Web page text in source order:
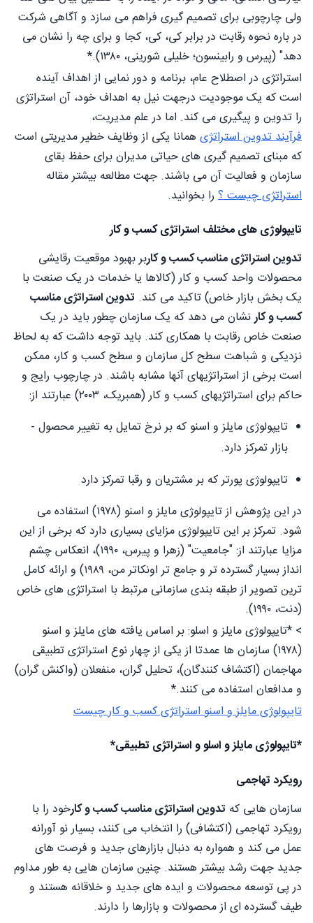
ولی چارچوبی برای تصمیم گیری فراهم می سازد و آگاهی شرکت
در باره نحوه رقابت در برابر کی، کی، کجا و برای چه را نشان می
دهد" (پیرس و رابینسون؛ خلیلی شورینی، ۱۳۸۰).*
استراتژی در اصطلاح عام، برنامه و دور نمایی از اهداف آینده
است که یک موجودیت درجهت نیل به اهداف خود، آن استراتژی
را تدوین و پیگیری می کند. اما در علم مدیریت،
فرآیند تدوین استراتژی همانا یکی از وظایف خطیر مدیریتی است
که مبنای تصمیم گیری های حیاتی مدیران برای حفظ بقای
سازمان و فعالیت آن می باشند. جهت مطالعه بیشتر مقاله
استراتژی چیست ؟ را بخوانید.
تایپولوژی های مختلف استراتژی کسب و کار
تدوین استراتژی مناسب کسب و کاربر بهبود موقعیت رقایشی
محصولات واحد کسب و کار (کالاها یا خدمات در یک صنعت با
یک بخش بازار خاص) تاکید می کند. تدوین استراتژی مناسب
کسب و کارنشان می دهد که یک سازمان چطور باید در یک
صنعت خاص رقابت با همکاری کند. باید توجه داشت که به لحاظ
نزدیکی و شباهت سطح کل سازمان و سطح کسب و کار، ممکن
است برخی از استراتژیهای آنها مشابه باشند. در چارچوب رایج و
حاکم برای استراتژیهای کسب و کار (همبریک، ۲۰۰۳) عبارتند از:
تایپولوژی مایلز و اسنو که بر نرخ تمایل به تغییر محصول -
بازار تمرکز دارد.
تایپولوژی پورتر که بر مشتریان و رقبا تمرکز دارد
در این پژوهش از تایپولوژی مایلز و اسنو (۱۹۷۸) استفاده می
شود. تمرکز بر این تایپولوژی مزایای بسیاری دارد که برخی از این
مزایا عبارتند از: "جامعیت" (زهرا و پیرس، ۱۹۹۰)، انعکاس چشم
انداز بسیار گسترده تر و جامع تر اونکاتر من، ۱۹۸۹) و ارائه کامل
ترین تصویر از طبقه بندی سازمانی مرتبط با استراتژی های خاص
(دنت، ۱۹۹۰).
> *تایپولوژی مایلز و اسلو: بر اساس یافته های مایلز و اسنو
(۱۹۷۸) سازمان ها عمدتا از یکی از چهار نوع استراتژی تطبیقی
مهاجمان (اكتشاف كنندگان)، تحلیل گران، منفعلان (واکنش گران)
و مدافعان استفاده می کنند.*
تایپولوژی مایلز و اسنو استراتژی کسب و کار چیست
*تایپولوژی مایلز و اسلو و استراتژی تطبیقی*
رویکرد تهاجمی
سازمان هایی که تدوین استراتژی مناسب کسب و کارخود را با
رویکرد تهاجمی (اکتشافی) را انتخاب می کنند، بسیار نو آورانه
عمل می کند و همواره به دنبال بازارهای جدید و فرصت های
جدید جهت رشد بیشتر هستند. چنین سازمان هایی به طور مداوم
در پی توسعه محصولات و ایده های جدید و خلاقانه هستند و
طیف گسترده ای از محصولات و بازارها را دارند.